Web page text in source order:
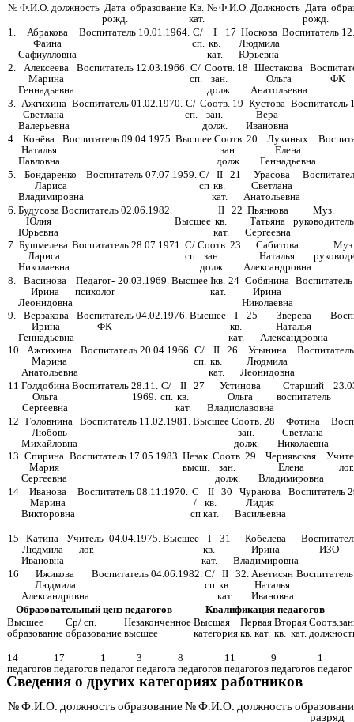
№ Ф.И.О. должность Дата
рожд.
образование Кв.
кат.
№ Ф.И.О. Должность Дата
рожд.
1.
Абракова
Фаина
Сафиулловна
Воспитатель 10.01.1964. С/
сп.
I
кв.
кат.
17 Носкова
Людмила
Юрьевна
Воспитатель
2.
Алексеева
Марина
Геннадьевна
Воспитатель 12.03.1966. С/
сп.
Соотв.
зан.
долж.
18 Шестакова
Ольга
Анатольевна
ФК
3.
Ажгихина
Светлана
Валерьевна
Воспитатель 01.02.1970. С/
сп.
Соотв.
зан.
долж.
19 Кустова
Вера
Ивановна
Воспитатель
4.
Конёва
Наталья
Павловна
Воспитатель 09.04.1975. Высшее Соотв.
зан.
долж.
20
Лукиных
Елена
Геннадьевна
5.
Бондаренко
Лариса
Владимировна
Воспитатель 07.07.1959. С/
сп
II
кв.
кат.
21
Урасова
Светлана
Анатольевна
6. Будусова
Юлия
Юрьевна
Воспитатель 02.06.1982.
Высшее
II
кв.
кат.
22 Пьянкова
Татьяна
Сергеевна
Муз.
руководитель
7. Бушмелева
Лариса
Николаевна
Воспитатель 28.07.1971. С/
сп
Соотв.
зан.
долж.
23
Сабитова
Наталья
Александровна
Муз.
8.
Васинова
Ирина
Леонидовна
Педагог-
психолог
20.03.1969. Высшее Iкв.
кат.
24 Собянина
Ирина
Николаевна
Воспитатель
9.
Верзакова
Ирина
Геннадьевна
Воспитатель
ФК
04.02.1976. Высшее
I
кв.
кат.
25
Зверева
Наталья
Александровна
10
Ажгихина
Марина
Анатольевна
Воспитатель 20.04.1966. С/
сп.
II
кв.
кат.
26
Усынина
Людмила
Леонидовна
Воспитатель
11 Голдобина
Ольга
Сергеевна
Воспитатель 28.11.
1969.
С/
сп.
II
кв.
кат.
27
Устинова
Ольга
Владиславовна
Старший
воспитатель
12 Головнина
Любовь
Михайловна
Воспитатель 11.02.1981. Высшее Соотв.
зан.
долж.
28
Фотина
Светлана
Николаевна
13 Спирина
Мария
Сергеевна
Воспитатель 17.05.1983. Незак.
высш.
Соотв.
зан.
долж.
29
Чернявская
Елена
Владимировна
лог.
14
Иванова
Марина
Викторовна
Воспитатель 08.11.1970. С
/
сп
II
кв.
кат.
30
Чуракова
Лидия
Васильевна
Воспитатель
15
Катина
Людмила
Ивановна
Учитель-
лог.
04.04.1975. Высшее
I
кв.
кат.
31
Кобелева
Ирина
Владимировна
ИЗО
16
Ижикова
Людмила
Александровна
Воспитатель 04.06.1982. С/
сп
II
кв.
кат.
32. Аветисян
Наталья
Ивановна
Воспитатель
Образовательный ценз педагогов
Квалификация педагогов
Высшее
образование
Ср/ сп.
образование
Незаконченное
высшее
Высшая
категория
Первая
кв. кат.
Вторая
кв. кат.
14
педагогов
17
педагогов
1
педагог
3
педагога
8
педагогов
11
педагогов
9
педагогов
1
педагог
Сведения о других категориях работников
№ Ф.И.О. должность образование № Ф.И.О. должность
разряд